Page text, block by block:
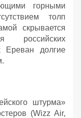
горными
толп
скрывается
российских
Ереван долгие
штурма»
(Wizz Air,